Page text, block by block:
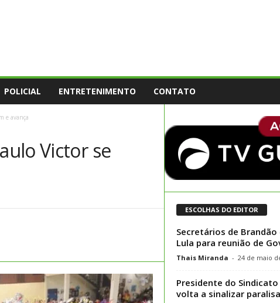
POLICIAL ENTRETENIMENTO CONTATO
e avança
Victor se
ESCOLHAS DO EDITOR
Secretários de
Lula para reunião de
Thais Miranda - 24 de maio
Presidente do
volta a sinalizar